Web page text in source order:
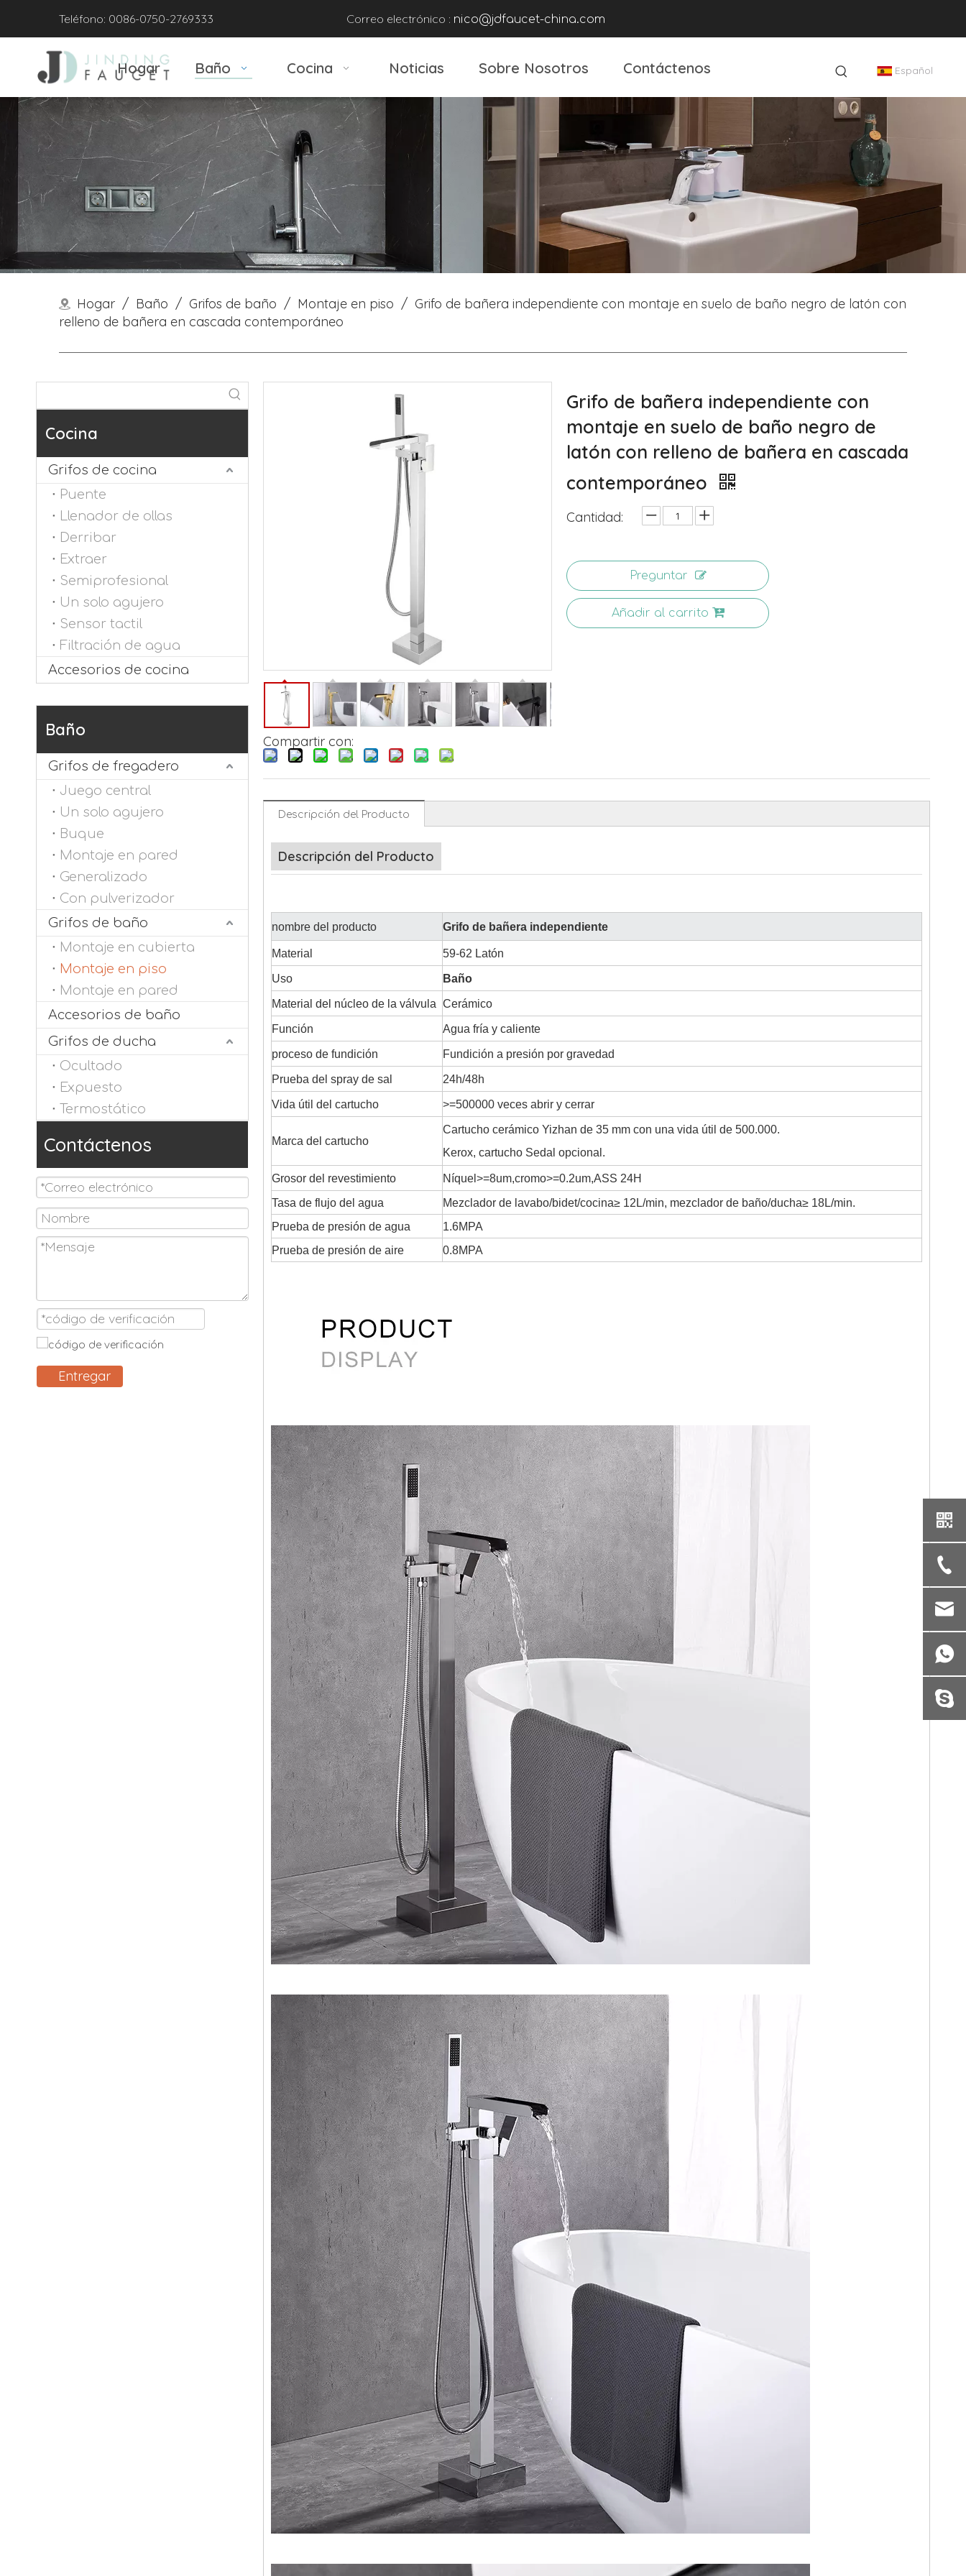
Teléfono: 0086-0750-2769333 Correo electrónico : nico@jdfaucet-china.com
Hogar Baño Cocina Noticias Sobre Nosotros Contáctenos Español
Hogar / Baño / Grifos de baño / Montaje en piso / Grifo de bañera independiente con montaje en suelo de baño negro de latón con
relleno de bañera en cascada contemporáneo
Cocina
Grifos de cocina
Puente
Llenador de ollas
Derribar
Extraer
Semiprofesional
Un solo agujero
Sensor tactil
Filtración de agua
Accesorios de cocina
Baño
Grifos de fregadero
Juego central
Un solo agujero
Buque
Montaje en pared
Generalizado
Con pulverizador
Grifos de baño
Montaje en cubierta
Montaje en piso
Montaje en pared
Accesorios de baño
Grifos de ducha
Ocultado
Expuesto
Termostático
Contáctenos
Entregar
Compartir con:
Grifo de bañera independiente con
montaje en suelo de baño negro de
latón con relleno de bañera en cascada
contemporáneo
Cantidad:
Preguntar
Añadir al carrito
Descripción del Producto
Descripción del Producto
nombre del producto Grifo de bañera independiente
Material 59-62 Latón
Uso Baño
Material del núcleo de la válvula Cerámico
Función Agua fría y caliente
proceso de fundición Fundición a presión por gravedad
Prueba del spray de sal 24h/48h
Vida útil del cartucho >=500000 veces abrir y cerrar
Marca del cartucho
Cartucho cerámico Yizhan de 35 mm con una vida útil de 500.000.
Kerox, cartucho Sedal opcional.
Grosor del revestimiento
Níquel>=8um,cromo>=0.2um,ASS 24H
Tasa de flujo del agua
Mezclador de lavabo/bidet/cocina≥ 12L/min, mezclador de baño/ducha≥ 18L/min.
Prueba de presión de agua
1.6MPA
Prueba de presión de aire
0.8MPA